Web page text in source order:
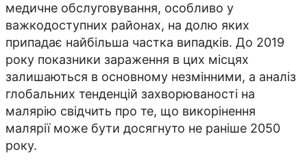
медичне обслуговування, особливо у
важкодоступних районах, на долю яких
припадає найбільша частка випадків. До 2019
року показники зараження в цих місцях
залишаються в основному незмінними, а аналіз
глобальних тенденцій захворюваності на
малярію свідчить про те, що викорінення
малярії може бути досягнуто не раніше 2050
року.